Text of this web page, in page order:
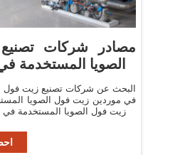
مصادر شركات
الصويا المستخدمة
البحث عن شركات تصنيع زيت فول
في موردين زيت فول الصويا
زيت فول الصويا المستخدمة في